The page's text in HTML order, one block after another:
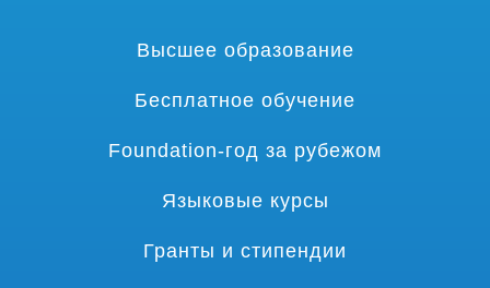
Высшее образование
Бесплатное обучение
Foundation-год за рубежом
Языковые курсы
Гранты и стипендии